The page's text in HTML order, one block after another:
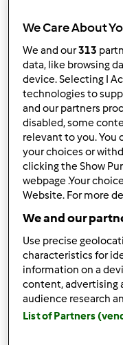
Accedio
Anonimo (non
Ven, 05/20/2011 - 14:21
GENIALE. davvero
Accedio
We Care About
We and our313
data, like browsing
device. Selecting I
technologies to
and our partners
disabled, some
relevant to you. You
your choices or
clicking the Show
webpage .Your
Website. For more
We and our
Use precise
characteristics for
information on a
content, advertising
audience research
List of Partners